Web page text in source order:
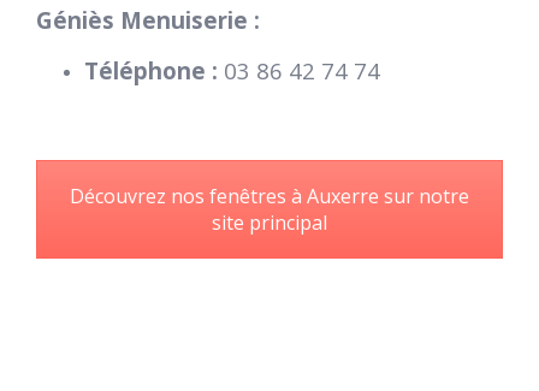
Géniès Menuiserie :
Téléphone : 03 86 42 74 74
Découvrez nos fenêtres à Auxerre sur notre
site principal